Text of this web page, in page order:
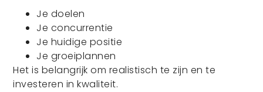
Je doelen
Je concurrentie
Je huidige positie
Je groeiplannen
Het is belangrijk om realistisch te zijn en te
investeren in kwaliteit.